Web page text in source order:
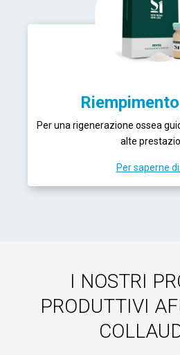
Per una rigenerazione ossea
alte
Per saperne
I NOSTRI
PRODUTTIVI